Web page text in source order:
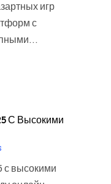
игр
с
С Высокими
с высокими